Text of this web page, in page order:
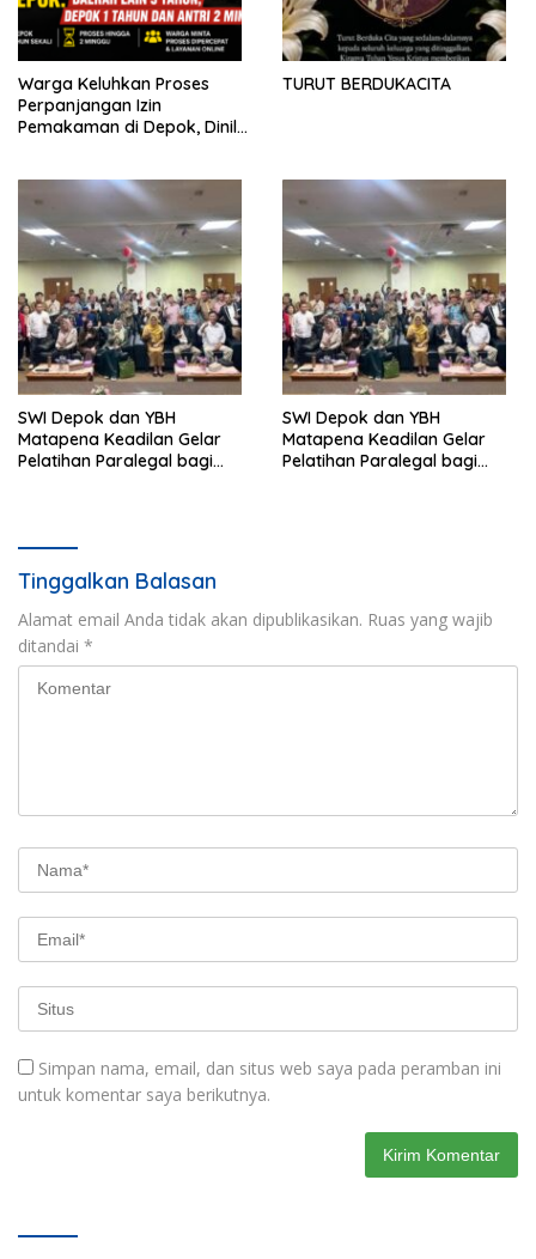
Warga Keluhkan Proses
Perpanjangan Izin
Pemakaman di Depok, Dinilai
TURUT BERDUKACITA
SWI Depok dan YBH
Matapena Keadilan Gelar
Pelatihan Paralegal bagi
SWI Depok dan YBH
Matapena Keadilan Gelar
Pelatihan Paralegal bagi
Tinggalkan Balasan
Alamat email Anda tidak akan dipublikasikan. Ruas yang wajib
ditandai *
Simpan nama, email, dan situs web saya pada peramban ini
untuk komentar saya berikutnya.